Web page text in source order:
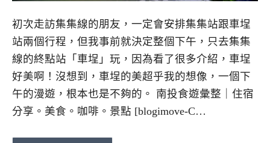
初次走訪集集線的朋友，一定會安排集集站跟車埕
站兩個行程，但我事前就決定整個下午，只去集集
線的終點站「車埕」玩，因為看了很多介紹，車埕
好美啊！沒想到，車埕的美超乎我的想像，一個下
午的漫遊，根本也是不夠的。 南投食遊彙整｜住宿
分享。美食。咖啡。景點 [blogimove-C…